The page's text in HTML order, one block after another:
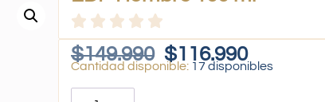
$149.990 $116.990
17 disponibles